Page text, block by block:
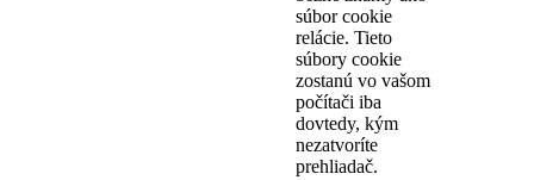
súbor cookie
relácie. Tieto
súbory cookie
zostanú vo vašom
počítači iba
dovtedy, kým
nezatvoríte
prehliadač.